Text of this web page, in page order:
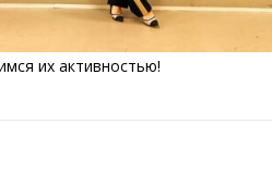
их активностью!